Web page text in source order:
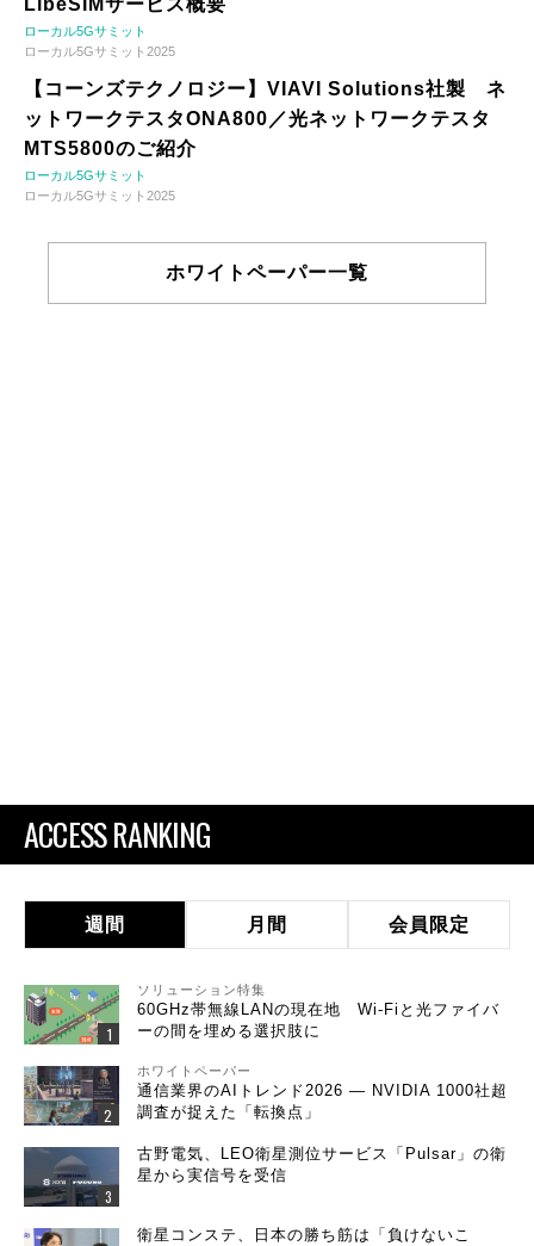
LibeSIMサービス概要
ローカル5Gサミット
ローカル5Gサミット2025
【コーンズテクノロジー】VIAVI Solutions社製 ネ
ットワークテスタONA800／光ネットワークテスタ
MTS5800のご紹介
ローカル5Gサミット
ローカル5Gサミット2025
ホワイトペーパー一覧
ACCESS RANKING
週間 月間 会員限定
ソリューション特集
60GHz帯無線LANの現在地 Wi-Fiと光ファイバ
ーの間を埋める選択肢に
ホワイトペーパー
通信業界のAIトレンド2026 ― NVIDIA 1000社超
調査が捉えた「転換点」
古野電気、LEO衛星測位サービス「Pulsar」の衛
星から実信号を受信
衛星コンステ、日本の勝ち筋は「負けないこ